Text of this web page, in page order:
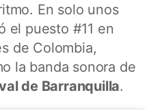
En solo unos
el puesto #11 en
de Colombia,
la banda sonora de
de Barranquilla.